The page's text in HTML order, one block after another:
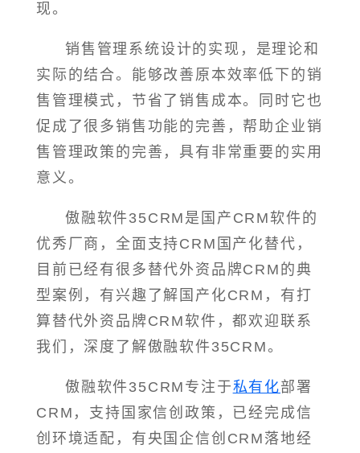
现。
销售管理系统设计的实现，是理论和
实际的结合。能够改善原本效率低下的销
售管理模式，节省了销售成本。同时它也
促成了很多销售功能的完善，帮助企业销
售管理政策的完善，具有非常重要的实用
意义。
傲融软件35CRM是国产CRM软件的
优秀厂商，全面支持CRM国产化替代，
目前已经有很多替代外资品牌CRM的典
型案例，有兴趣了解国产化CRM，有打
算替代外资品牌CRM软件，都欢迎联系
我们，深度了解傲融软件35CRM。
傲融软件35CRM专注于私有化部署
CRM，支持国家信创政策，已经完成信
创环境适配，有央国企信创CRM落地经